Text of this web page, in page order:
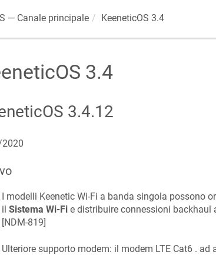
— Canale principale KeeneticOS 3.4
3.4
3.4.12
I modelli Keenetic Wi‑Fi a banda singola possono
il Sistema Wi‑Fie distribuire connessioni backhaul
[NDM-819]
Ulteriore supporto modem: il modem LTE Cat6 . ad